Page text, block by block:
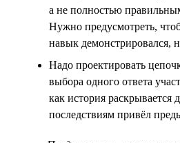
а не полностью
Нужно предусмотреть,
навык демонстрировался,
Надо проектировать
выбора одного ответа
как история раскрывается
последствиям привёл